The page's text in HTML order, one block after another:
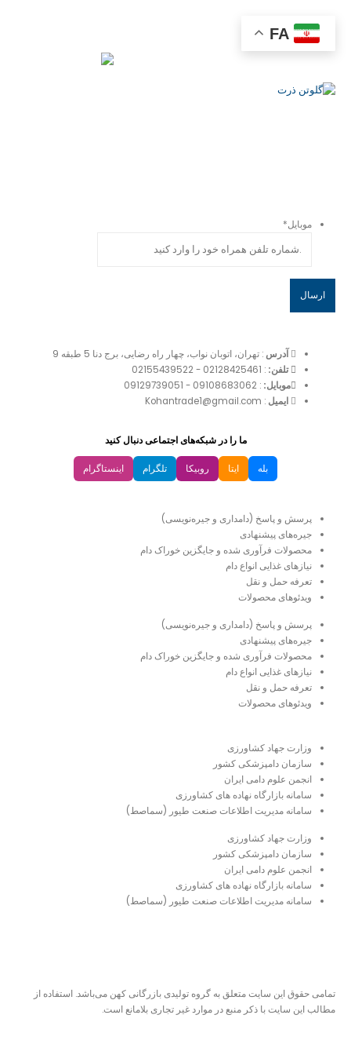
موبایل*
آدرس : تهران، اتوبان نواب، چهار راه رضایی، برج دنا 5 طبقه 9
تلفن: :
02128425461
-
02155439522
موبایل: :
09108683062
-
09129739051
ایمیل : Kohantrade1@gmail.com
ما را در شبکه‌های اجتماعی دنبال کنید
بله ایتا روبیکا تلگرام اینستاگرام
پرسش و پاسخ (دامداری و جیره‌نویسی)
جیره‌های پیشنهادی
محصولات فرآوری شده و جایگزین خوراک دام
نیازهای غذایی انواع دام
تعرفه حمل و نقل
ویدئو‌های محصولات
پرسش و پاسخ (دامداری و جیره‌نویسی)
جیره‌های پیشنهادی
محصولات فرآوری شده و جایگزین خوراک دام
نیازهای غذایی انواع دام
تعرفه حمل و نقل
ویدئو‌های محصولات
وزارت جهاد کشاورزی
سازمان دامپزشکی کشور
انجمن علوم دامی ایران
سامانه بازارگاه نهاده های کشاورزی
سامانه مدیریت اطلاعات صنعت طیور (سماصط)
وزارت جهاد کشاورزی
سازمان دامپزشکی کشور
انجمن علوم دامی ایران
سامانه بازارگاه نهاده های کشاورزی
سامانه مدیریت اطلاعات صنعت طیور (سماصط)
تمامی حقوق این سایت متعلق به گروه تولیدی بازرگانی کهن می‌باشد. استفاده از
مطالب این سایت با ذکر منبع در موارد غیر تجاری بلامانع است.
FA